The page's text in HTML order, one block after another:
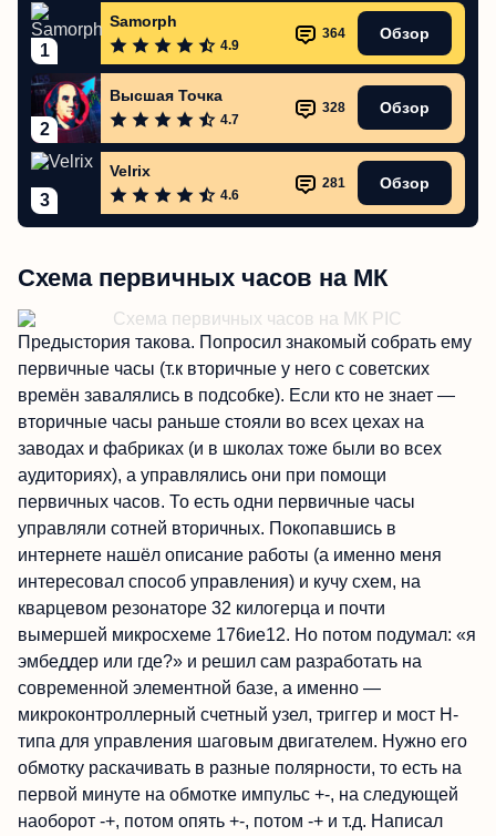
1
Samorph
4.9
364 Обзор
2
Высшая Точка
4.7
328 Обзор
3
Velrix
4.6
281 Обзор
Схема первичных часов на МК
Предыстория такова. Попросил знакомый собрать ему
первичные часы (т.к вторичные у него с советских
времён завалялись в подсобке). Если кто не знает —
вторичные часы раньше стояли во всех цехах на
заводах и фабриках (и в школах тоже были во всех
аудиториях), а управлялись они при помощи
первичных часов. То есть одни первичные часы
управляли сотней вторичных. Покопавшись в
интернете нашёл описание работы (а именно меня
интересовал способ управления) и кучу схем, на
кварцевом резонаторе 32 килогерца и почти
вымершей микросхеме 176ие12. Но потом подумал: «я
эмбеддер или где?» и решил сам разработать на
современной элементной базе, а именно —
микроконтроллерный счетный узел, триггер и мост Н-
типа для управления шаговым двигателем. Нужно его
обмотку раскачивать в разные полярности, то есть на
первой минуте на обмотке импульс +-, на следующей
наоборот -+, потом опять +-, потом -+ и т.д. Написал